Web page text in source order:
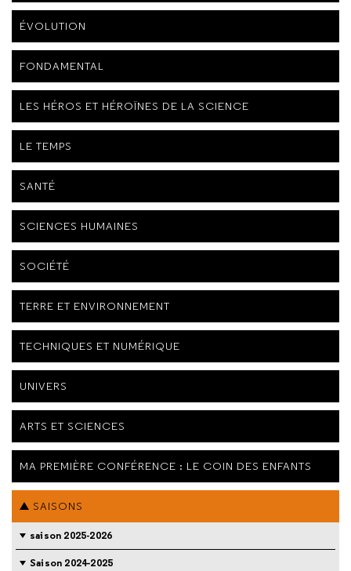
ÉVOLUTION
FONDAMENTAL
LES HÉROS ET HÉROÏNES DE LA SCIENCE
LE TEMPS
SANTÉ
SCIENCES HUMAINES
SOCIÉTÉ
TERRE ET ENVIRONNEMENT
TECHNIQUES ET NUMÉRIQUE
UNIVERS
ARTS ET SCIENCES
MA PREMIÈRE CONFÉRENCE : LE COIN DES ENFANTS
SAISONS
saison 2025-2026
Saison 2024-2025